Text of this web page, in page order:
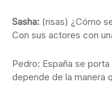
Sasha: (risas) ¿Cómo
Con sus actores con
Pedro: España se
depende de la manera